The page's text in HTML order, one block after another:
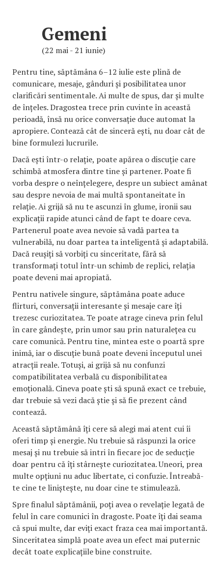
Gemeni
(22 mai - 21 iunie)
Pentru tine, săptămâna 6–12 iulie este plină de
comunicare, mesaje, gânduri și posibilitatea unor
clarificări sentimentale. Ai multe de spus, dar și multe
de înțeles. Dragostea trece prin cuvinte în această
perioadă, însă nu orice conversație duce automat la
apropiere. Contează cât de sinceră ești, nu doar cât de
bine formulezi lucrurile.
Dacă ești într-o relație, poate apărea o discuție care
schimbă atmosfera dintre tine și partener. Poate fi
vorba despre o neînțelegere, despre un subiect amânat
sau despre nevoia de mai multă spontaneitate în
relație. Ai grijă să nu te ascunzi în glume, ironii sau
explicații rapide atunci când de fapt te doare ceva.
Partenerul poate avea nevoie să vadă partea ta
vulnerabilă, nu doar partea ta inteligentă și adaptabilă.
Dacă reușiți să vorbiți cu sinceritate, fără să
transformați totul într-un schimb de replici, relația
poate deveni mai apropiată.
Pentru nativele singure, săptămâna poate aduce
flirturi, conversații interesante și mesaje care îți
trezesc curiozitatea. Te poate atrage cineva prin felul
în care gândește, prin umor sau prin naturalețea cu
care comunică. Pentru tine, mintea este o poartă spre
inimă, iar o discuție bună poate deveni începutul unei
atracții reale. Totuși, ai grijă să nu confunzi
compatibilitatea verbală cu disponibilitatea
emoțională. Cineva poate ști să spună exact ce trebuie,
dar trebuie să vezi dacă știe și să fie prezent când
contează.
Această săptămână îți cere să alegi mai atent cui îi
oferi timp și energie. Nu trebuie să răspunzi la orice
mesaj și nu trebuie să intri în fiecare joc de seducție
doar pentru că îți stârnește curiozitatea. Uneori, prea
multe opțiuni nu aduc libertate, ci confuzie. Întreabă-
te cine te liniștește, nu doar cine te stimulează.
Spre finalul săptămânii, poți avea o revelație legată de
felul în care comunici în dragoste. Poate îți dai seama
că spui multe, dar eviți exact fraza cea mai importantă.
Sinceritatea simplă poate avea un efect mai puternic
decât toate explicațiile bine construite.